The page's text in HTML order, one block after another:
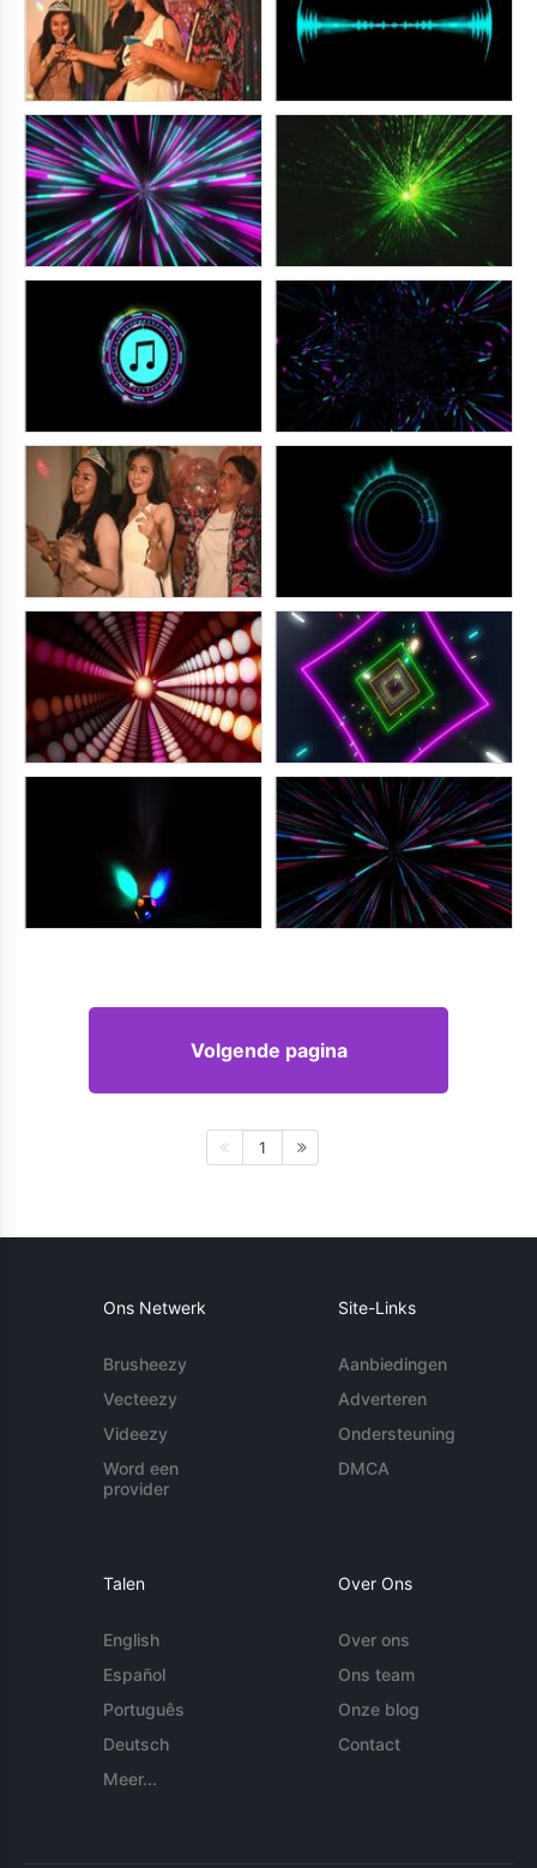
Volgende pagina
1
Ons Netwerk
Brusheezy
Vecteezy
Videezy
Word een
provider
Site-Links
Aanbiedingen
Adverteren
Ondersteuning
DMCA
Talen
English
Español
Português
Deutsch
Meer...
Over Ons
Over ons
Ons team
Onze blog
Contact